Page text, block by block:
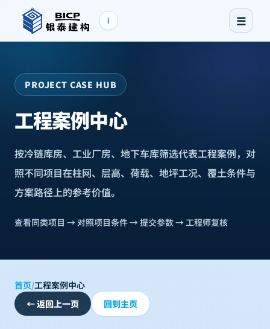
i ☰
PROJECT CASE HUB
工程案例中心
按冷链库房、工业厂房、地下车库筛选代表工程案例，对
照不同项目在柱网、层高、荷载、地坪工况、覆土条件与
方案路径上的参考价值。
查看同类项目 → 对照项目条件 → 提交参数 → 工程师复核
首页/工程案例中心
←返回上一页 回到主页